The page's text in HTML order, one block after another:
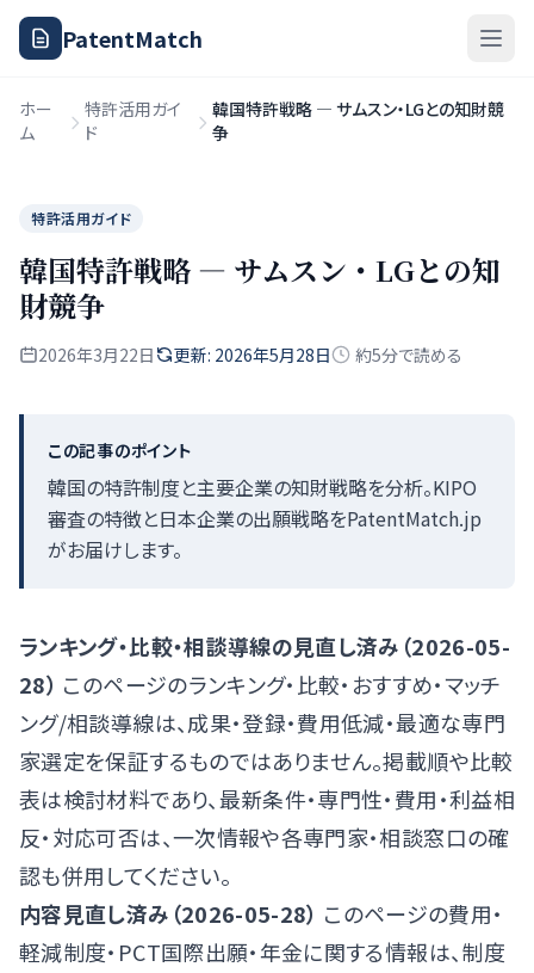
PatentMatch
ホー
ム
特許活用ガイ
ド
韓国特許戦略 — サムスン・LGとの知財競
争
特許活用ガイド
韓国特許戦略 — サムスン・LGとの知
財競争
2026年3月22日 更新: 2026年5月28日 約5分で読める
この記事のポイント
韓国の特許制度と主要企業の知財戦略を分析。KIPO
審査の特徴と日本企業の出願戦略をPatentMatch.jp
がお届けします。
ランキング・比較・相談導線の見直し済み（2026-05-
28） このページのランキング・比較・おすすめ・マッチ
ング/相談導線は、成果・登録・費用低減・最適な専門
家選定を保証するものではありません。掲載順や比較
表は検討材料であり、最新条件・専門性・費用・利益相
反・対応可否は、一次情報や各専門家・相談窓口の確
認も併用してください。
内容見直し済み（2026-05-28） このページの費用・
軽減制度・PCT国際出願・年金に関する情報は、制度